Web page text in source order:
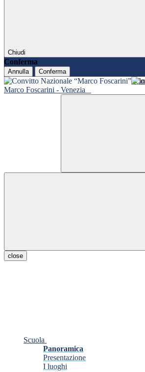
Chiudi
Conferma
Annulla Conferma
Marco Foscarini - Venezia
close
Scuola
Panoramica
Presentazione
I luoghi